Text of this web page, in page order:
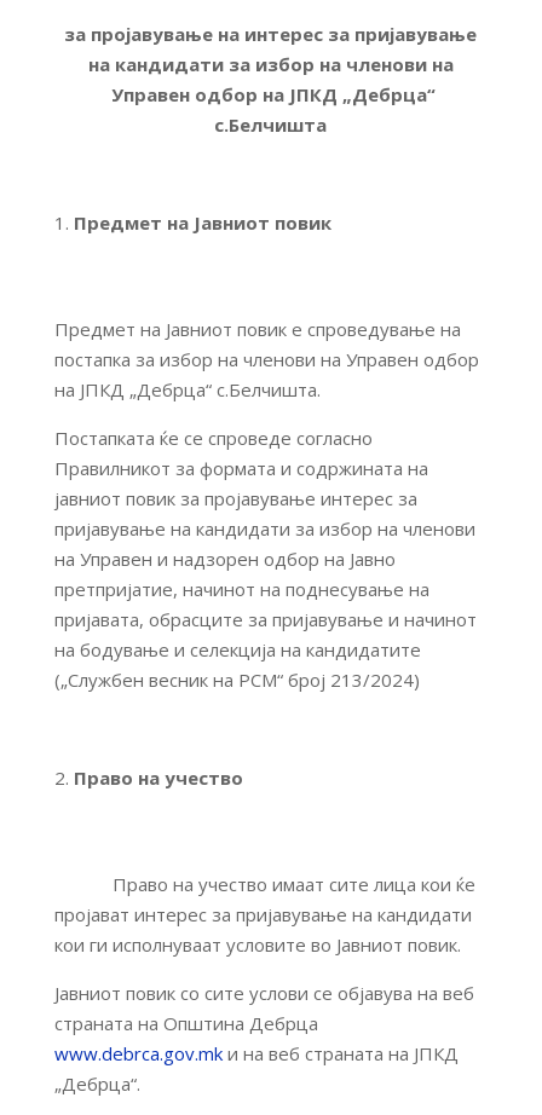
за пројавување на интерес за пријавување
на кандидати за избор на членови на
Управен одбор на ЈПКД „Дебрца“
с.Белчишта
Предмет на Јавниот повик
Предмет на Јавниот повик е спроведување на
постапка за избор на членови на Управен одбор
на ЈПКД „Дебрца“ с.Белчишта.
Постапката ќе се спроведе согласно
Правилникот за формата и содржината на
јавниот повик за пројавување интерес за
пријавување на кандидати за избор на членови
на Управен и надзорен одбор на Јавно
претпријатие, начинот на поднесување на
пријавата, обрасците за пријавување и начинот
на бодување и селекција на кандидатите
(„Службен весник на РСМ“ број 213/2024)
Право на учество
Право на учество имаат сите лица кои ќе
пројават интерес за пријавување на кандидати
кои ги исполнуваат условите во Јавниот повик.
Јавниот повик со сите услови се објавува на веб
страната на Општина Дебрца
www.debrca.gov.mkи на веб страната на ЈПКД
„Дебрца“.